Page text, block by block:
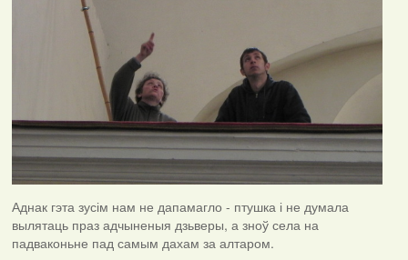
Аднак гэта зусім нам не дапамагло - птушка і не думала
вылятаць праз адчыненыя дзьверы, а зноў села на
падваконьне пад самым дахам за алтаром.